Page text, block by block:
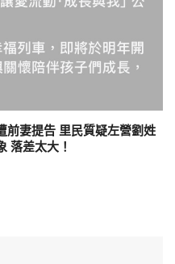
前妻提告 里民質疑左營劉姓
落差太大！